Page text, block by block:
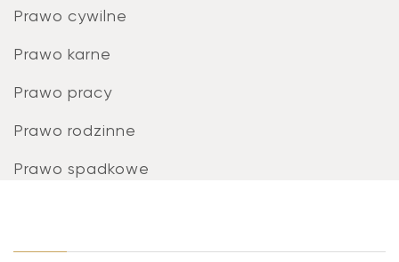
Prawo cywilne
Prawo karne
Prawo pracy
Prawo rodzinne
Prawo spadkowe